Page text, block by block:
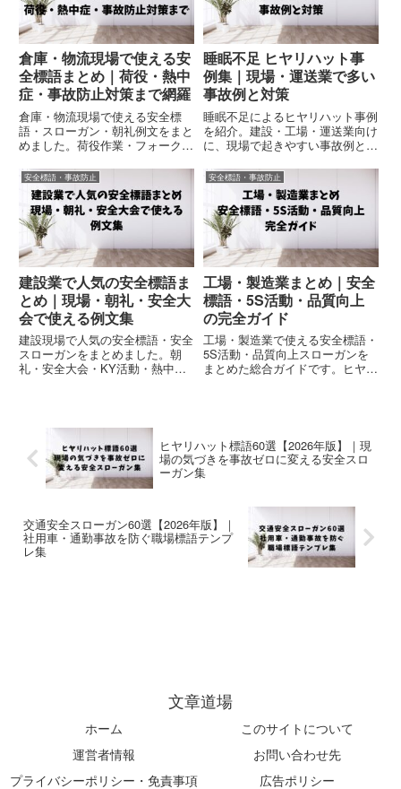
倉庫・物流現場で使える安
全標語まとめ｜荷役・熱中
症・事故防止対策まで網羅
倉庫・物流現場で使える安全標
語・スローガン・朝礼例文をまと
めました。荷役作業・フォークリ
動で使えるコピペOKの安全例文
集です。
睡眠不足 ヒヤリハット事
例集｜現場・運送業で多い
事故例と対策
睡眠不足によるヒヤリハット事例
を紹介。建設・工場・運送業向け
に、現場で起きやすい事故例と対
動・安全教育にも活用できます。
安全標語・事故防止
建設業で人気の安全標語ま
とめ｜現場・朝礼・安全大
会で使える例文集
建設現場で人気の安全標語・安全
スローガンをまとめました。朝
礼・安全大会・KY活動・熱中症
安全標語・事故防止
工場・製造業まとめ｜安全
標語・5S活動・品質向上
の完全ガイド
工場・製造業で使える安全標語・
5S活動・品質向上スローガンを
まとめた総合ガイドです。ヒヤリ
ヒヤリハット標語60選【2026年版】｜現
場の気づきを事故ゼロに変える安全スロ
ーガン集
交通安全スローガン60選【2026年版】｜
社用車・通勤事故を防ぐ職場標語テンプ
レ集
文章道場
ホーム
このサイトについて
運営者情報
お問い合わせ先
プライバシーポリシー・免責事項
広告ポリシー